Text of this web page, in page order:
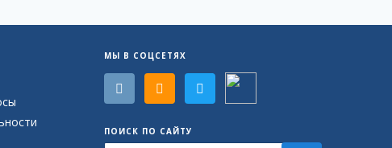
МЫ В СОЦСЕТЯХ
ПОИСК ПО САЙТУ